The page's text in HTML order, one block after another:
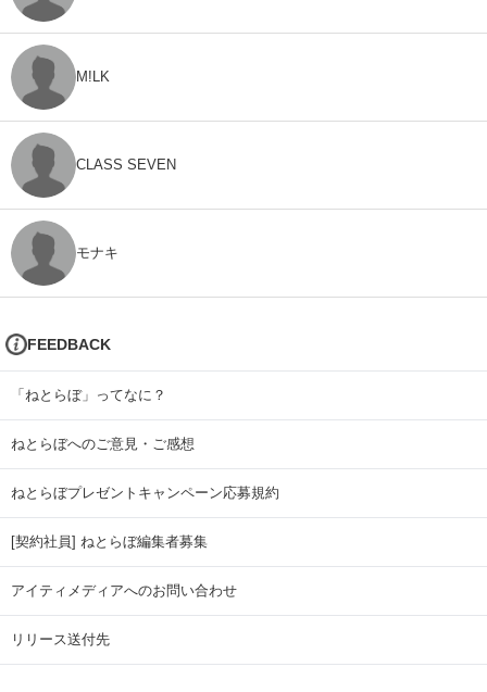
M!LK
CLASS SEVEN
モナキ
FEEDBACK
「ねとらぼ」ってなに？
ねとらぼへのご意見・ご感想
ねとらぼプレゼントキャンペーン応募規約
[契約社員] ねとらぼ編集者募集
アイティメディアへのお問い合わせ
リリース送付先